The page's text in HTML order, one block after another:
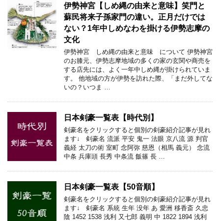
伊勢神宮【しめ縄の由来と意味】笑門と
蘇民将来子孫家門の違い。正月だけでは
ない？1年中しめなわを掛ける伊勢志摩の
文化
伊勢神宮 しめ縄の由来と意味 について 伊勢神宮
のお膝元、伊勢志摩地域の多くの家の玄関や商売を
する店先には、よく一年中しめ縄が掛けられていま
す。 他地域の方が伊勢を訪れた際、「まだ外してな
いの？いつま …
日本剣豪一覧表【時代別】
剣豪名をクリックすると個別の剣豪紹介記事が見れ
ます↓ 剣豪名 流派 平安 鬼一 法眼 京八流 源 判官
義経 太刀の術 室町 念阿弥 慈恩（相馬 義元） 念流
中条 兵庫頭 長秀 中条流 飯篠 長 …
日本剣豪一覧表【50音順】
剣豪名をクリックすると個別の剣豪紹介記事が見れ
ます↓ 剣豪名 系統 生年 没年 あ 愛洲 移香斎 久忠
陰 1452 1538 浅利 又七郎 義明 中 1822 1894 浅利